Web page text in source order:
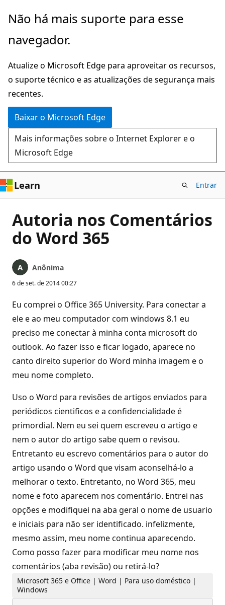
Pular
o
principal
Não há mais suporte para esse
navegador.
Atualize o Microsoft Edge para aproveitar os recursos,
o suporte técnico e as atualizações de segurança mais
recentes.
Baixar o Microsoft Edge
Mais informações sobre o Internet Explorer e o
Microsoft Edge
Learn Entrar
Autoria nos Comentários
do Word 365
Anônima
6 de set. de 2014 00:27
Eu comprei o Office 365 University. Para conectar a
ele e ao meu computador com windows 8.1 eu
preciso me conectar à minha conta microsoft do
outlook. Ao fazer isso e ficar logado, aparece no
canto direito superior do Word minha imagem e o
meu nome completo.
Uso o Word para revisões de artigos enviados para
periódicos cientificos e a confidencialidade é
primordial. Nem eu sei quem escreveu o artigo e
nem o autor do artigo sabe quem o revisou.
Entretanto eu escrevo comentários para o autor do
artigo usando o Word que visam aconselhá-lo a
melhorar o texto. Entretanto, no Word 365, meu
nome e foto aparecem nos comentário. Entrei nas
opções e modifiquei na aba geral o nome de usuario
e iniciais para não ser identificado. infelizmente,
mesmo assim, meu nome continua aparecendo.
Como posso fazer para modificar meu nome nos
comentários (aba revisão) ou retirá-lo?
Microsoft 365 e Office | Word | Para uso doméstico |
Windows